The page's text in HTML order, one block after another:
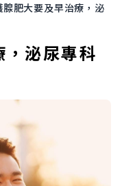
腺肥大要及早治療，泌
泌尿專科